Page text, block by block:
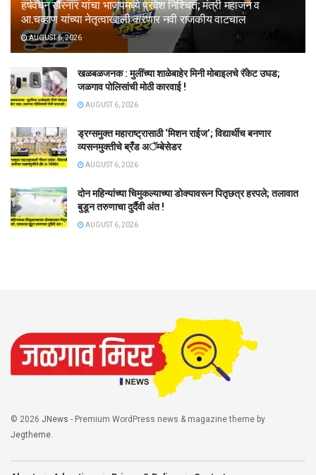
हर्षवर्धन खैरनार यांचा भाजपमध्ये प्रवेश निश्चित; मंत्री महाजन व
आ.चव्हाण यांच्या नेतृत्वाखाली करणार नवी राजकीय वाटचाल
AUGUST 6, 2026
खळबळजनक : मुलींच्या शाळेबाहेर मिनी मोबाइलचे रॅकेट उघड;
जळगाव पोलिसांची मोठी कारवाई !
AUGUST 6, 2026
ड्रग्समुक्त महाराष्ट्रासाठी ‘मिशन राईज’; विद्यार्थीच बनणार
व्यसनमुक्तीचे ब्रँड अॅम्बेसेडर
AUGUST 6, 2026
दोन महिन्यांच्या चिमुकल्याच्या डोक्यावरून पितृछत्र हरपले; तलावात
बुडून तरुणाचा दुर्दैवी अंत !
AUGUST 6, 2026
© 2026 JNews - Premium WordPress news & magazine theme by
Jegtheme.